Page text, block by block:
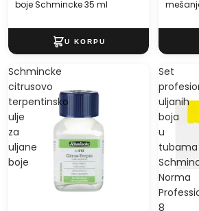
boje Schmincke 35 ml
Schmincke
citrusovo
terpentinsko
ulje
za
uljane
boje
Set
uljanih
boja
u
tubama
Norma
8